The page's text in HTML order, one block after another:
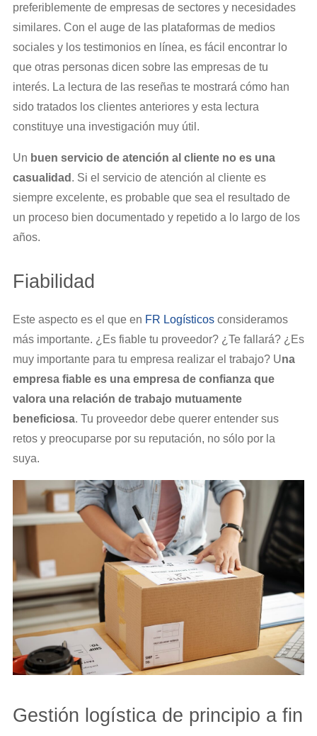
preferiblemente de empresas de sectores y necesidades
similares. Con el auge de las plataformas de medios
sociales y los testimonios en línea, es fácil encontrar lo
que otras personas dicen sobre las empresas de tu
interés. La lectura de las reseñas te mostrará cómo han
sido tratados los clientes anteriores y esta lectura
constituye una investigación muy útil.
Un buen servicio de atención al cliente no es una
casualidad . Si el servicio de atención al cliente es
siempre excelente, es probable que sea el resultado de
un proceso bien documentado y repetido a lo largo de los
años.
Fiabilidad
Este aspecto es el que en FR Logísticosconsideramos
más importante. ¿Es fiable tu proveedor? ¿Te fallará? ¿Es
muy importante para tu empresa realizar el trabajo? Una
empresa fiable es una empresa de confianza que
valora una relación de trabajo mutuamente
beneficiosa. Tu proveedor debe querer entender sus
retos y preocuparse por su reputación, no sólo por la
suya.
Gestión logística de principio a fin